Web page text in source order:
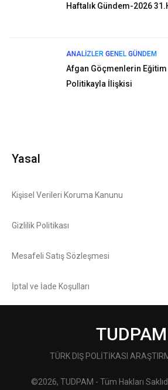
Haftalık Gündem-2026
ANALIZLER GENEL GÜNDEM
Afgan Göçmenlerin Eğitim
Politikayla İlişkisi
Yasal
Kişisel Verileri Koruma Kanunu
Gizlilik Politikası
Mesafeli Satış Sözleşmesi
İptal ve İade Koşulları
TUDPAM
TÜRK DIŞ POLİTİKASI
©2026, TUDPAM - Tüm Hakları